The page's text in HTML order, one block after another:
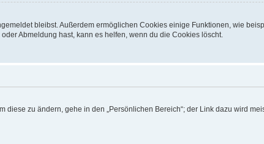
bleibst. Außerdem ermöglichen Cookies einige Funktionen, wie
Abmeldung hast, kann es helfen, wenn du die Cookies löscht.
zu ändern, gehe in den „Persönlichen Bereich“; der Link dazu wird